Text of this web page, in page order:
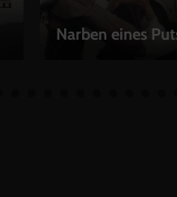
Narben eines
LEIHEN